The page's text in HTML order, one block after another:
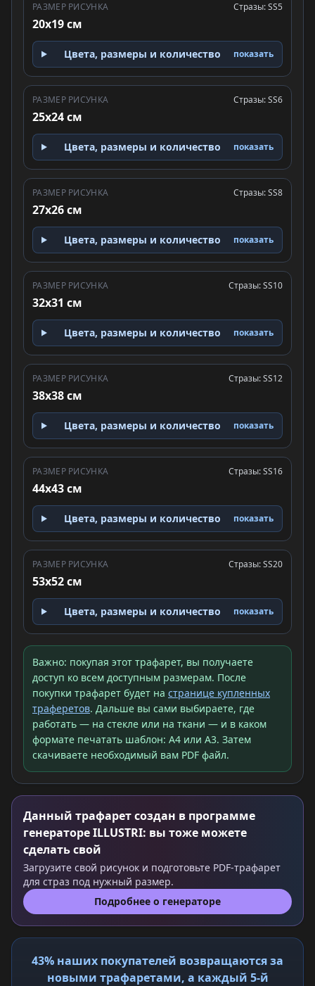
РАЗМЕР РИСУНКА
20x19 см
Стразы: SS5
Цвета, размеры и количество показать
РАЗМЕР РИСУНКА
25x24 см
Стразы: SS6
Цвета, размеры и количество показать
РАЗМЕР РИСУНКА
27x26 см
Стразы: SS8
Цвета, размеры и количество показать
РАЗМЕР РИСУНКА
32x31 см
Стразы: SS10
Цвета, размеры и количество показать
РАЗМЕР РИСУНКА
38x38 см
Стразы: SS12
Цвета, размеры и количество показать
РАЗМЕР РИСУНКА
44x43 см
Стразы: SS16
Цвета, размеры и количество показать
РАЗМЕР РИСУНКА
53x52 см
Стразы: SS20
Цвета, размеры и количество показать
Важно: покупая этот трафарет, вы получаете
доступ ко всем доступным размерам. После
покупки трафарет будет на странице купленных
траферетов. Дальше вы сами выбираете, где
работать — на стекле или на ткани — и в каком
формате печатать шаблон: A4 или A3. Затем
скачиваете необходимый вам PDF файл.
Данный трафарет создан в программе
генераторе ILLUSTRI: вы тоже можете
сделать свой
Загрузите свой рисунок и подготовьте PDF-трафарет
для страз под нужный размер.
Подробнее о генераторе
43% наших покупателей возвращаются за
новыми трафаретами, а каждый 5-й